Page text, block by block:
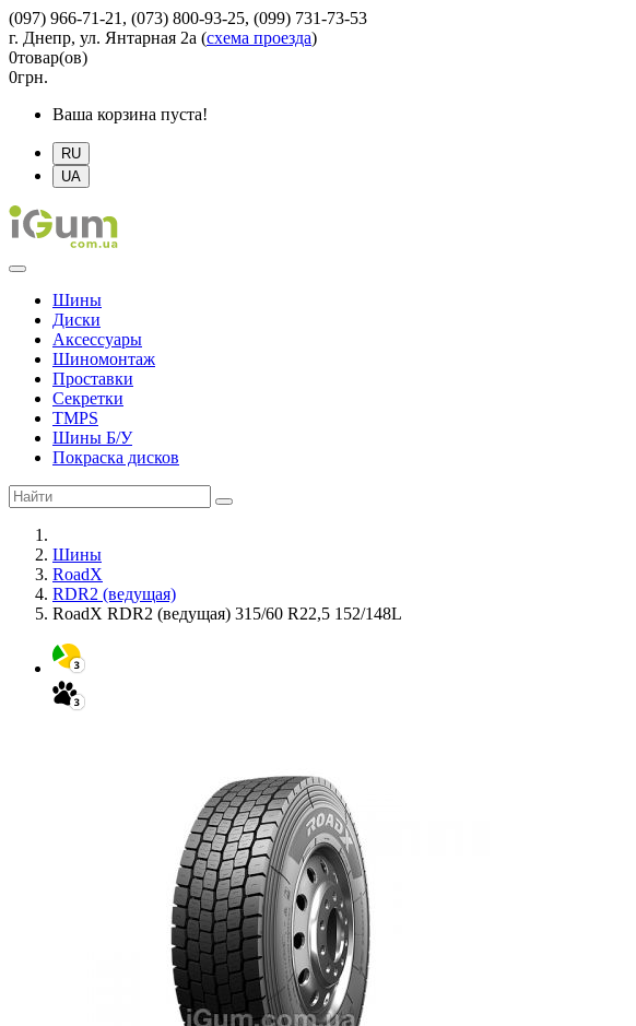
(097) 966-71-21, (073) 800-93-25, (099) 731-73-53
г. Днепр, ул. Янтарная 2а (схема проезда)
0товар(ов)
0грн.
Ваша корзина пуста!
RU
UA
Шины
Диски
Аксессуары
Шиномонтаж
Проставки
Секретки
TMPS
Шины Б/У
Покраска дисков
Шины
RoadX
RDR2 (ведущая)
RoadX RDR2 (ведущая) 315/60 R22,5 152/148L